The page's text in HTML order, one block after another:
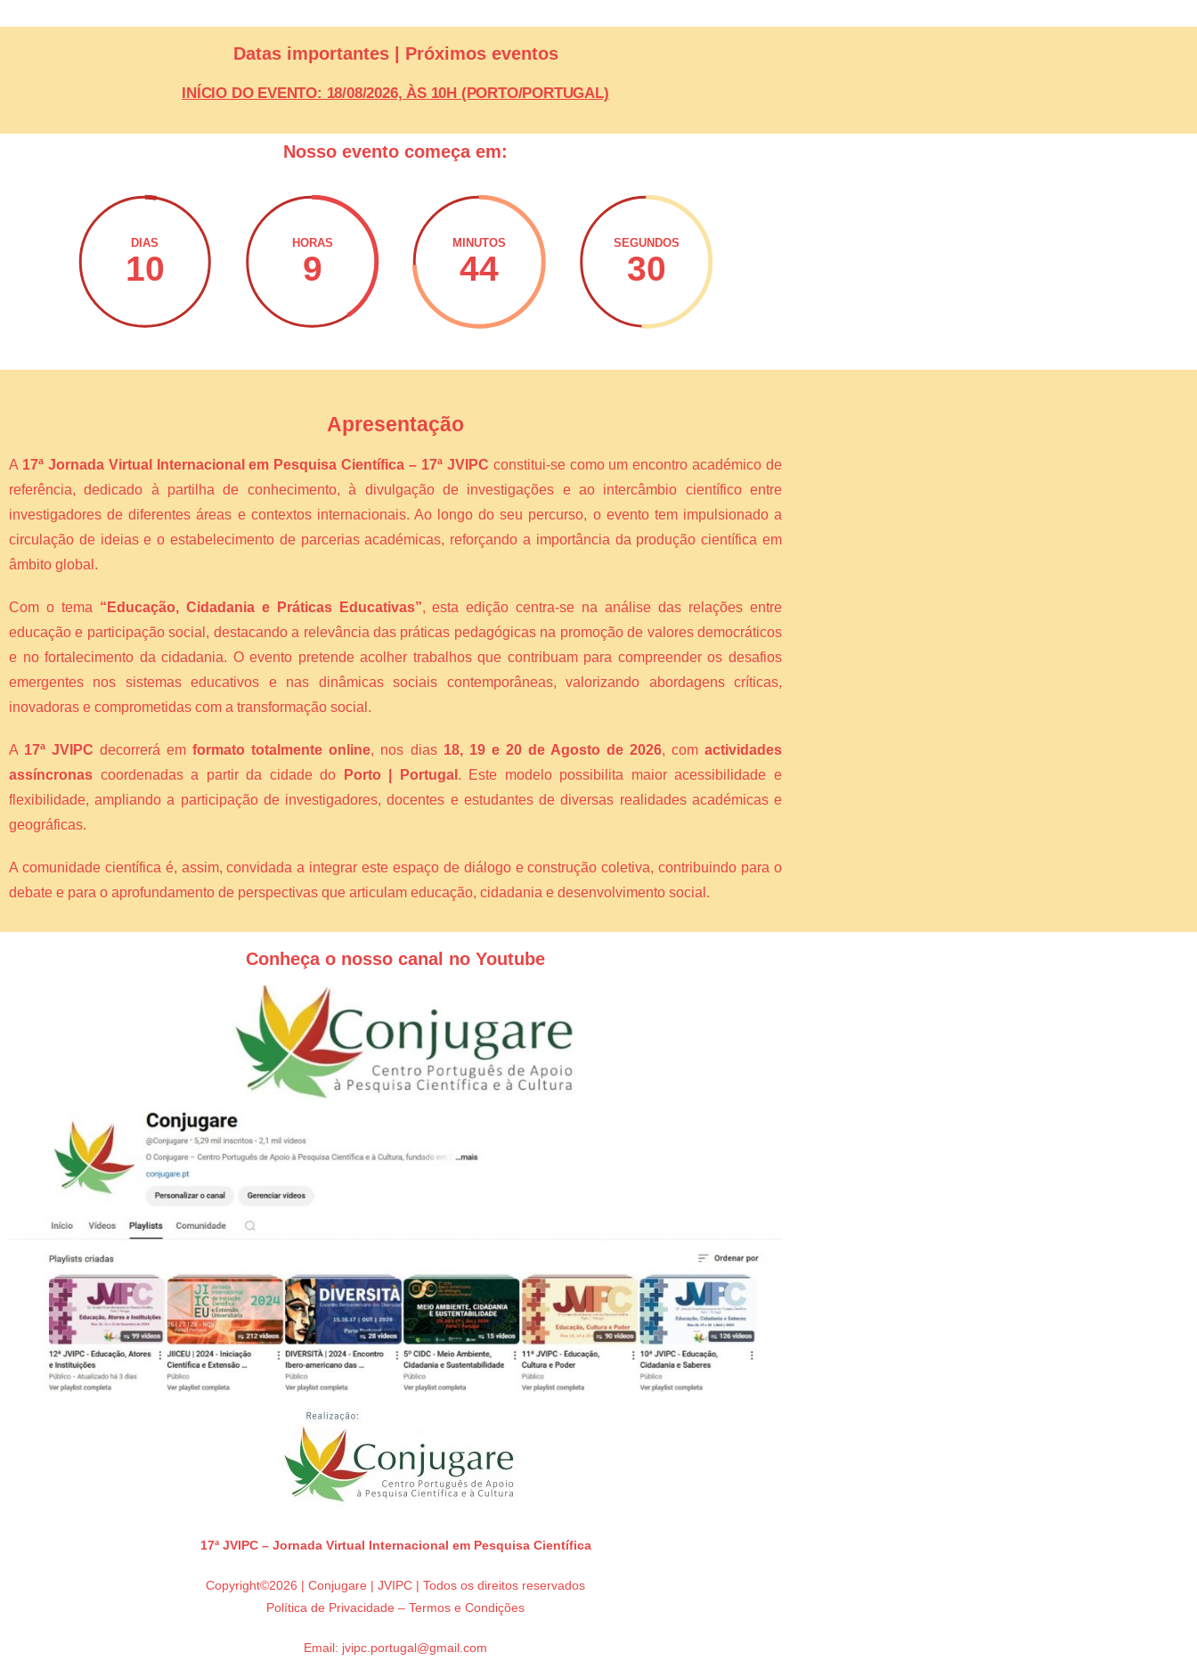
Datas importantes | Próximos eventos
INÍCIO DO EVENTO: 18/08/2026, ÀS 10H (PORTO/PORTUGAL)
Nosso evento começa em:
DIAS
10
HORAS
9
MINUTOS
44
SEGUNDOS
29
Apresentação
A 17ª Jornada Virtual Internacional em Pesquisa Científica – 17ª JVIPC constitui-se como um encontro académico de
referência, dedicado à partilha de conhecimento, à divulgação de investigações e ao intercâmbio científico entre
investigadores de diferentes áreas e contextos internacionais. Ao longo do seu percurso, o evento tem impulsionado a
circulação de ideias e o estabelecimento de parcerias académicas, reforçando a importância da produção científica em
âmbito global.
Com o tema “Educação, Cidadania e Práticas Educativas”, esta edição centra-se na análise das relações entre
educação e participação social, destacando a relevância das práticas pedagógicas na promoção de valores democráticos
e no fortalecimento da cidadania. O evento pretende acolher trabalhos que contribuam para compreender os desafios
emergentes nos sistemas educativos e nas dinâmicas sociais contemporâneas, valorizando abordagens críticas,
inovadoras e comprometidas com a transformação social.
A 17ª JVIPC decorrerá emformato totalmente online, nos dias 18, 19 e 20 de Agosto de 2026, comactividades
assíncronas coordenadas a partir da cidade do Porto | Portugal . Este modelo possibilita maior acessibilidade e
flexibilidade, ampliando a participação de investigadores, docentes e estudantes de diversas realidades académicas e
geográficas.
A comunidade científica é, assim, convidada a integrar este espaço de diálogo e construção coletiva, contribuindo para o
debate e para o aprofundamento de perspectivas que articulam educação, cidadania e desenvolvimento social.
Conheça o nosso canal no Youtube
17ª JVIPC – Jornada Virtual Internacional em Pesquisa Científica
Copyright©2026 | Conjugare | JVIPC | Todos os direitos reservados
Política de Privacidade – Termos e Condições
Email: jvipc.portugal@gmail.com